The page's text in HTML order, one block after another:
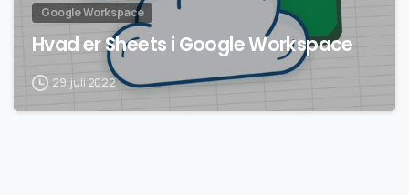
Google Workspace
Hvad er Sheets i Google Workspace
29. juli 2022